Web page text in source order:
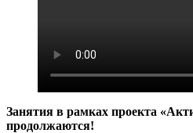
Занятия в рамках проекта
продолжаются!